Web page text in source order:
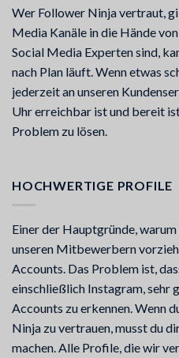
Wer Follower Ninja vertraut,
Media Kanäle in die Hände
Social Media Experten sind,
nach Plan läuft. Wenn etwas
jederzeit an unseren
Uhr erreichbar ist und bereit
Problem zu lösen.
HOCHWERTIGE PROFILE
Einer der Hauptgründe,
unseren Mitbewerbern
Accounts. Das Problem ist,
einschließlich Instagram, sehr
Accounts zu erkennen. Wenn
Ninja zu vertrauen, musst du
machen. Alle Profile, die wir